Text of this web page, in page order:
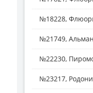
№18228,
№21749,
№22230,
№23217,